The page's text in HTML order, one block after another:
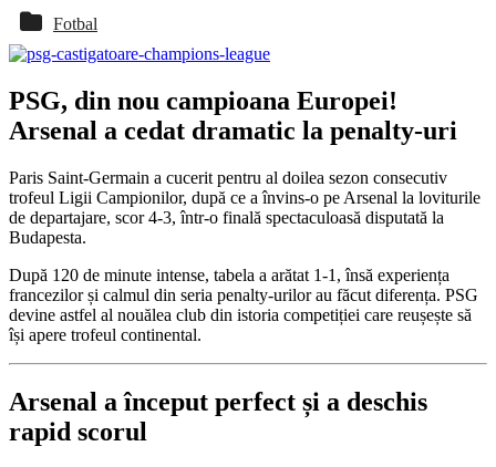
Fotbal
PSG, din nou campioana Europei!
Arsenal a cedat dramatic la penalty-uri
Paris Saint-Germain a cucerit pentru al doilea sezon consecutiv
trofeul Ligii Campionilor, după ce a învins-o pe Arsenal la loviturile
de departajare, scor 4-3, într-o finală spectaculoasă disputată la
Budapesta.
După 120 de minute intense, tabela a arătat 1-1, însă experiența
francezilor și calmul din seria penalty-urilor au făcut diferența. PSG
devine astfel al nouălea club din istoria competiției care reușește să
își apere trofeul continental.
Arsenal a început perfect și a deschis
rapid scorul